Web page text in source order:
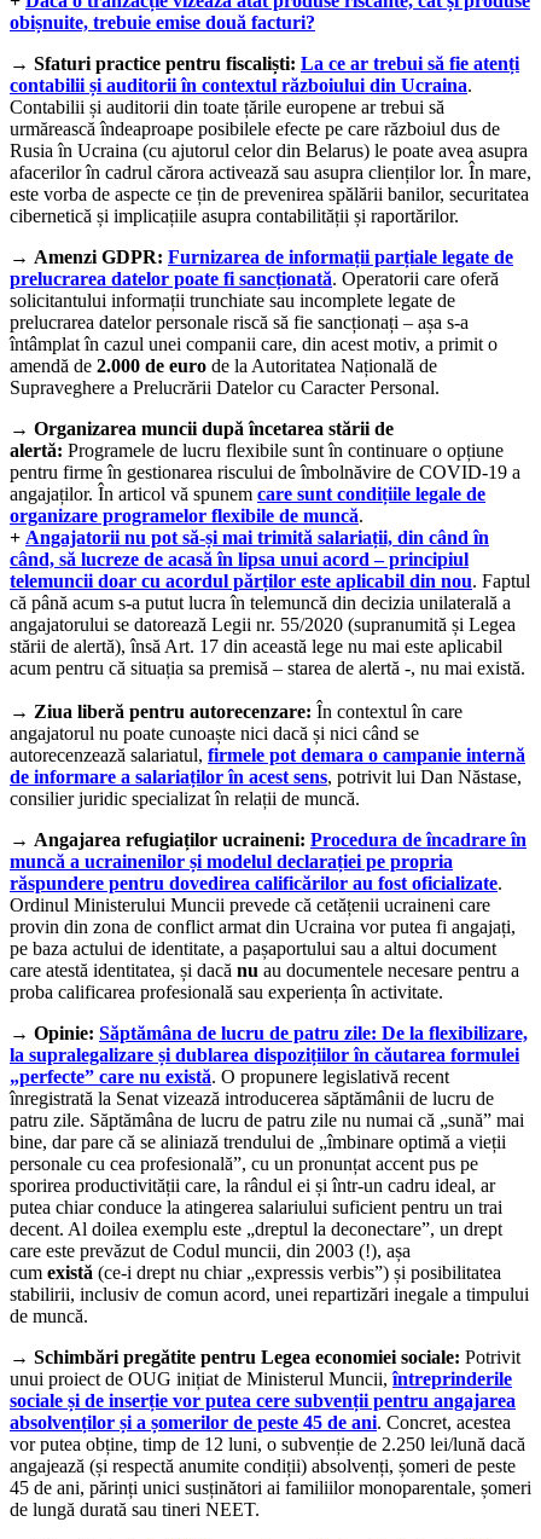
obișnuite, trebuie emise două facturi?
→ Sfaturi practice pentru fiscaliști: La ce ar trebui să fie atenți
contabilii și auditorii în contextul războiului din Ucraina.
Contabilii și auditorii din toate țările europene ar trebui să
urmărească îndeaproape posibilele efecte pe care războiul dus de
Rusia în Ucraina (cu ajutorul celor din Belarus) le poate avea asupra
afacerilor în cadrul cărora activează sau asupra clienților lor. În mare,
este vorba de aspecte ce țin de prevenirea spălării banilor, securitatea
cibernetică și implicațiile asupra contabilității și raportărilor.
→ Amenzi GDPR: Furnizarea de informații parțiale legate de
prelucrarea datelor poate fi sancționată. Operatorii care oferă
solicitantului informații trunchiate sau incomplete legate de
prelucrarea datelor personale riscă să fie sancționați – așa s-a
întâmplat în cazul unei companii care, din acest motiv, a primit o
amendă de 2.000 de euro de la Autoritatea Națională de
Supraveghere a Prelucrării Datelor cu Caracter Personal.
→ Organizarea muncii după încetarea stării de
alertă: Programele de lucru flexibile sunt în continuare o opțiune
pentru firme în gestionarea riscului de îmbolnăvire de COVID-19 a
angajaților. În articol vă spunem care sunt condițiile legale de
organizare programelor flexibile de muncă.
+ Angajatorii nu pot să-și mai trimită salariații, din când în
când, să lucreze de acasă în lipsa unui acord – principiul
telemuncii doar cu acordul părților este aplicabil din nou. Faptul
că până acum s-a putut lucra în telemuncă din decizia unilaterală a
angajatorului se datorează Legii nr. 55/2020 (supranumită și Legea
stării de alertă), însă Art. 17 din această lege nu mai este aplicabil
acum pentru că situația sa premisă – starea de alertă -, nu mai există.
→ Ziua liberă pentru autorecenzare: În contextul în care
angajatorul nu poate cunoaște nici dacă și nici când se
autorecenzează salariatul, firmele pot demara o campanie internă
de informare a salariaților în acest sens, potrivit lui Dan Năstase,
consilier juridic specializat în relații de muncă.
→ Angajarea refugiaților ucraineni: Procedura de încadrare în
muncă a ucrainenilor și modelul declarației pe propria
răspundere pentru dovedirea calificărilor au fost oficializate.
Ordinul Ministerului Muncii prevede că cetățenii ucraineni care
provin din zona de conflict armat din Ucraina vor putea fi angajați,
pe baza actului de identitate, a pașaportului sau a altui document
care atestă identitatea, și dacă nu au documentele necesare pentru a
proba calificarea profesională sau experiența în activitate.
→ Opinie: Săptămâna de lucru de patru zile: De la flexibilizare,
la supralegalizare și dublarea dispozițiilor în căutarea formulei
„perfecte” care nu există. O propunere legislativă recent
înregistrată la Senat vizează introducerea săptămânii de lucru de
patru zile. Săptămâna de lucru de patru zile nu numai că „sună” mai
bine, dar pare că se aliniază trendului de „îmbinare optimă a vieții
personale cu cea profesională”, cu un pronunțat accent pus pe
sporirea productivității care, la rândul ei și într-un cadru ideal, ar
putea chiar conduce la atingerea salariului suficient pentru un trai
decent. Al doilea exemplu este „dreptul la deconectare”, un drept
care este prevăzut de Codul muncii, din 2003 (!), așa
cum există (ce-i drept nu chiar „expressis verbis”) și posibilitatea
stabilirii, inclusiv de comun acord, unei repartizări inegale a timpului
de muncă.
→ Schimbări pregătite pentru Legea economiei sociale: Potrivit
unui proiect de OUG inițiat de Ministerul Muncii,întreprinderile
sociale și de inserție vor putea cere subvenții pentru angajarea
absolvenților și a șomerilor de peste 45 de ani. Concret, acestea
vor putea obține, timp de 12 luni, o subvenție de 2.250 lei/lună dacă
angajează (și respectă anumite condiții) absolvenți, șomeri de peste
45 de ani, părinți unici susținători ai familiilor monoparentale, șomeri
de lungă durată sau tineri NEET.